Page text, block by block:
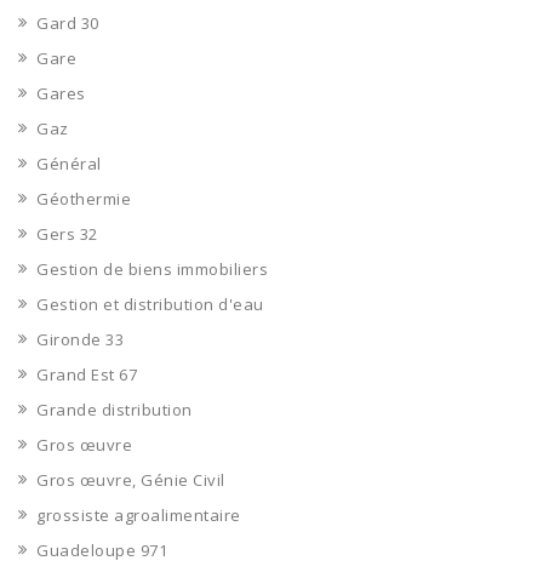
Gard 30
Gare
Gares
Gaz
Général
Géothermie
Gers 32
Gestion de biens immobiliers
Gestion et distribution d'eau
Gironde 33
Grand Est 67
Grande distribution
Gros œuvre
Gros œuvre, Génie Civil
grossiste agroalimentaire
Guadeloupe 971